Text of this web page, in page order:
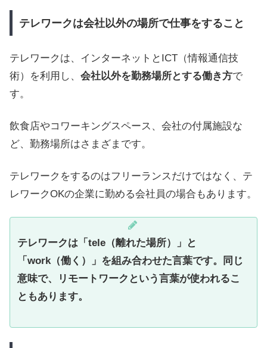
テレワークは会社以外の場所で仕事をすること
テレワークは、インターネットとICT（情報通信技
術）を利用し、 会社以外を勤務場所とする働き方で
す。
飲食店やコワーキングスペース、会社の付属施設な
ど、勤務場所はさまざまです。
テレワークをするのはフリーランスだけではなく、テ
レワークOKの企業に勤める会社員の場合もあります。
テレワークは「tele（離れた場所）」と
「work（働く）」を組み合わせた言葉です。同じ
意味で、リモートワークという言葉が使われるこ
ともあります。